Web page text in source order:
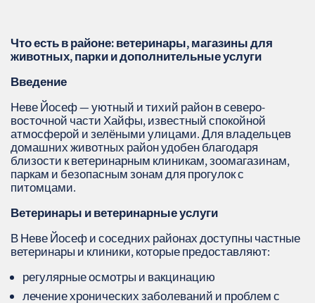
Что есть в районе: ветеринары, магазины для
животных, парки и дополнительные услуги
Введение
Неве Йосеф — уютный и тихий район в северо-
восточной части Хайфы, известный спокойной
атмосферой и зелёными улицами. Для владельцев
домашних животных район удобен благодаря
близости к ветеринарным клиникам, зоомагазинам,
паркам и безопасным зонам для прогулок с
питомцами.
Ветеринары и ветеринарные услуги
В Неве Йосеф и соседних районах доступны частные
ветеринары и клиники, которые предоставляют:
регулярные осмотры и вакцинацию
лечение хронических заболеваний и проблем с